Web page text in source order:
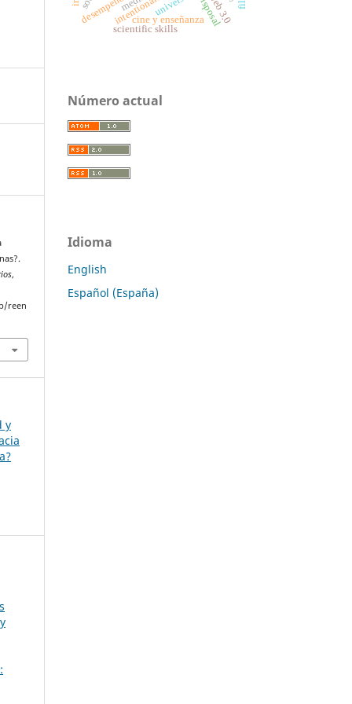
,
reen
y
disposal
cine y enseñanza
scientific skills
web 3.0
Número actual
Idioma
English
Español (España)